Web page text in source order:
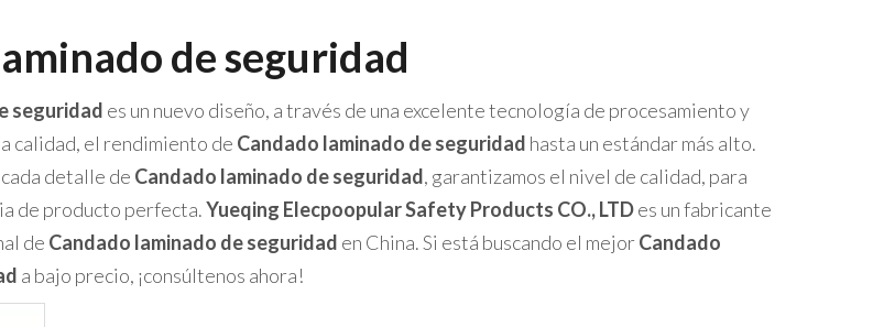
de seguridad
seguridad es un nuevo diseño, a través de una excelente tecnología de procesamiento y
calidad, el rendimiento de Candado laminado de seguridad hasta un estándar más alto.
detalle de Candado laminado de seguridad, garantizamos el nivel de calidad, para
de producto perfecta.Yueqing Elecpoopular Safety Products CO., LTDes un fabricante
de Candado laminado de seguridad en China. Si está buscando el mejorCandado
a bajo precio, ¡consúltenos ahora!